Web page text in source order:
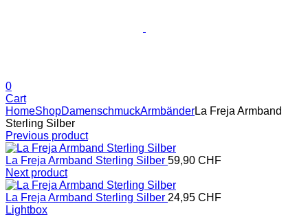
0
Cart
HomeShopDamenschmuckArmbänderLa Freja Armband
Sterling Silber
Previous product
La Freja Armband Sterling Silber 59,90 CHF
Next product
La Freja Armband Sterling Silber 24,95 CHF
Lightbox